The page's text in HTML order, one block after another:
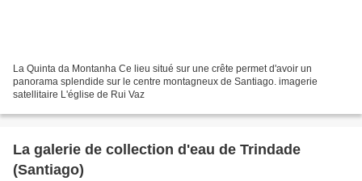
La Quinta da Montanha Ce lieu situé sur une crête permet d'avoir un
panorama splendide sur le centre montagneux de Santiago. imagerie
satellitaire L'église de Rui Vaz
La galerie de collection d'eau de Trindade
(Santiago)